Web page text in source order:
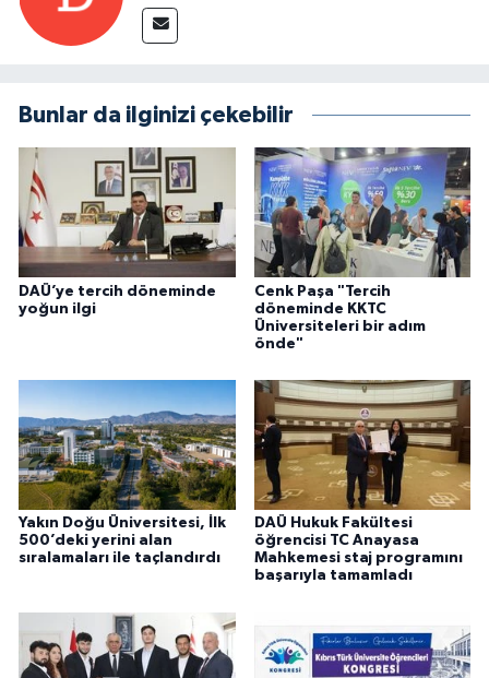
Bunlar da ilginizi çekebilir
DAÜ’ye tercih döneminde
yoğun ilgi
Cenk Paşa "Tercih
döneminde KKTC
Üniversiteleri bir adım
önde"
Yakın Doğu Üniversitesi, İlk
500’deki yerini alan
sıralamaları ile taçlandırdı
DAÜ Hukuk Fakültesi
öğrencisi TC Anayasa
Mahkemesi staj programını
başarıyla tamamladı